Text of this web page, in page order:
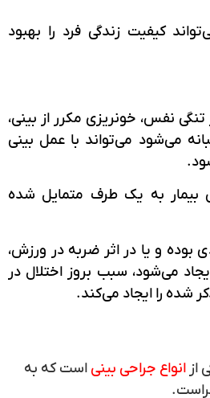
کیفیت زندگی فرد را بهبود
نفس، خونریزی مکرر از بینی،
می‌شود می‌تواند با عمل بینی
بیمار به یک طرف متمایل شده
بوده و یا در اثر ضربه در ورزش،
می‌شود، سبب بروز اختلال در
را ایجاد می‌کند.
ازانواع جراحی بینیاست که به